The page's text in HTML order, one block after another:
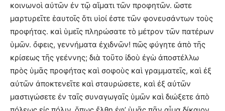
κοινωνοὶ αὐτῶν ἐν τῷ αἵματι τῶν προφητῶν. ὥστε
μαρτυρεῖτε ἑαυτοῖς ὅτι υἱοί ἐστε τῶν φονευσάντων τοὺς
προφήτας. καὶ ὑμεῖς πληρώσατε τὸ μέτρον τῶν πατέρων
ὑμῶν. ὄφεις, γεννήματα ἐχιδνῶν! πῶς φύγητε ἀπὸ τῆς
κρίσεως τῆς γεέννης; διὰ τοῦτο ἰδοὺ ἐγὼ ἀποστέλλω
πρὸς ὑμᾶς προφήτας καὶ σοφοὺς καὶ γραμματεῖς, καὶ ἐξ
αὐτῶν ἀποκτενεῖτε καὶ σταυρώσετε, καὶ ἐξ αὐτῶν
μαστιγώσετε ἐν ταῖς συναγωγαῖς ὑμῶν καὶ διώξετε ἀπὸ